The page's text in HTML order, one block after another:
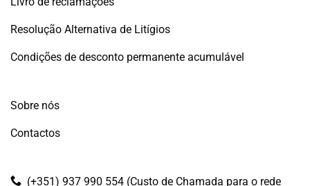
Resolução Alternativa de Litígios
Condições de desconto permanente acumulável
Sobre nós
Contactos
(+351) 937 990 554 (Custo de Chamada para o rede